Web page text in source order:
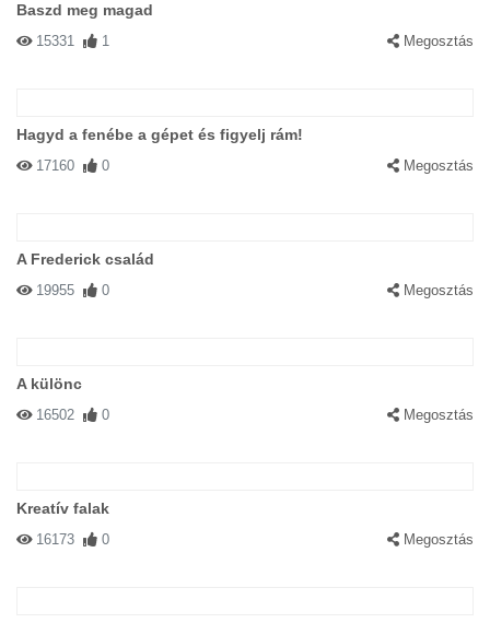
Baszd meg magad
15331 1 Megosztás
Hagyd a fenébe a gépet és figyelj rám!
17160 0 Megosztás
A Frederick család
19955 0 Megosztás
A különc
16502 0 Megosztás
Kreatív falak
16173 0 Megosztás